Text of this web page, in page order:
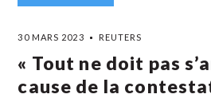
30 MARS 2023 REUTERS
« Tout ne doit pas
cause de la